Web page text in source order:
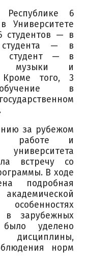
6
Университете
студентов — в
студента — в
студент — в
музыки и
Кроме того, 3
в
за рубежом
работе и
встречу со
В ходе
подробная
в зарубежных
уделено
дисциплины,
норм